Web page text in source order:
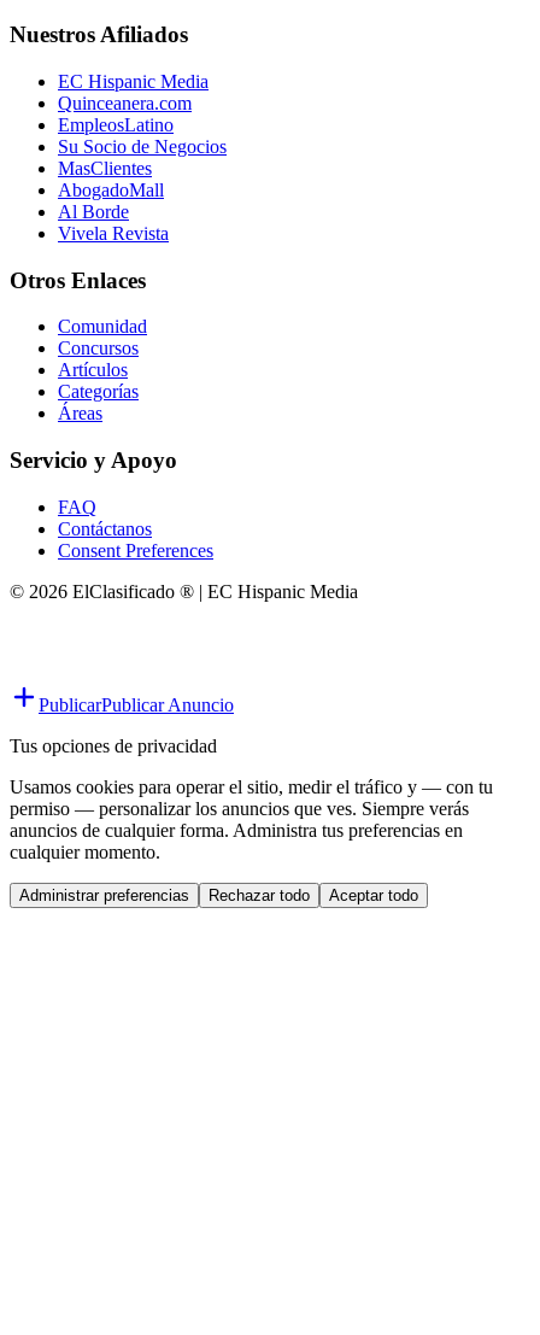
Nuestros Afiliados
EC Hispanic Media
Quinceanera.com
EmpleosLatino
Su Socio de Negocios
MasClientes
AbogadoMall
Al Borde
Vivela Revista
Otros Enlaces
Comunidad
Concursos
Artículos
Categorías
Áreas
Servicio y Apoyo
FAQ
Contáctanos
Consent Preferences
© 2026 ElClasificado ® | EC Hispanic Media
PublicarPublicar Anuncio
Tus opciones de privacidad
Usamos cookies para operar el sitio, medir el tráfico y — con tu
permiso — personalizar los anuncios que ves. Siempre verás
anuncios de cualquier forma. Administra tus preferencias en
cualquier momento.
Administrar preferencias Rechazar todo Aceptar todo